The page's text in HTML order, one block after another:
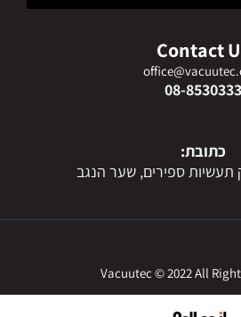
Contact
08-8530333
כתובת:
Vacuutec © 2022 All